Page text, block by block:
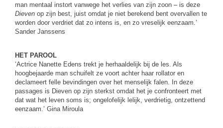
man mentaal instort vanwege het verlies van zijn zoon – is deze
Dieven op zijn best, juist omdat je niet berekend bent overvallen te
worden door verdriet dat zo intens is, en zo vreselijk eenzaam.’
Sander Janssens
HET PAROOL
‘Actrice Nanette Edens trekt je herhaaldelijk bij de les. Als
hoogbejaarde man schuifelt ze voort achter haar rollator en
declameert felle bevindingen over het menselijk falen. In deze
passages is Dieven op zijn sterkst omdat het je confronteert met
dat wat het leven soms is; ongelofelijk lelijk, verdrietig, ontzettend
eenzaam.’ Gina Miroula